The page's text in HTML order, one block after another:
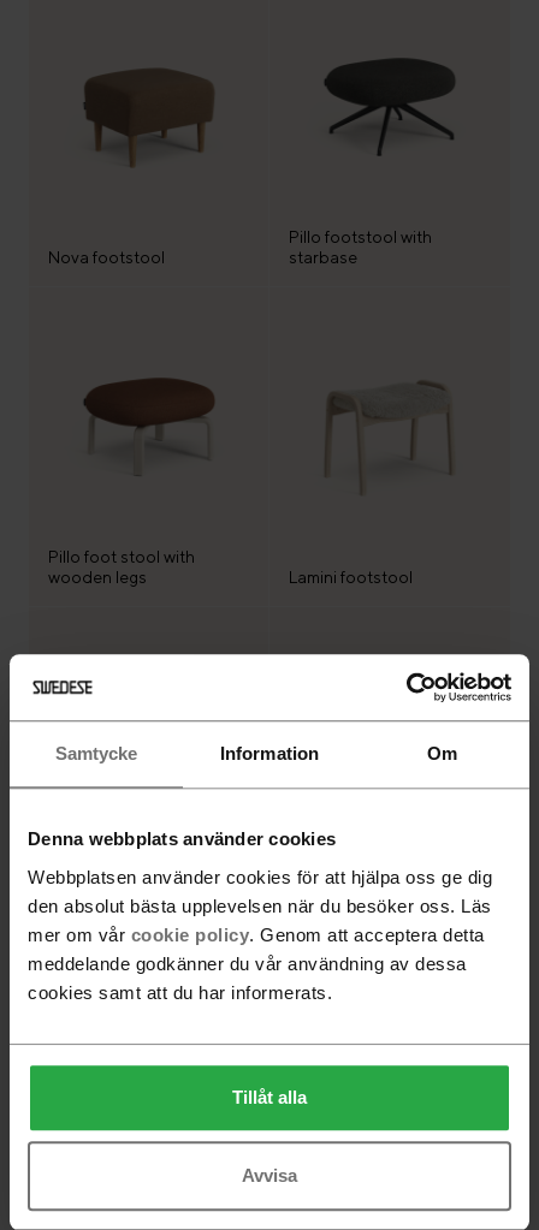
Samtycke Information Om
Denna webbplats använder cookies
Webbplatsen använder cookies för att hjälpa oss ge dig
den absolut bästa upplevelsen när du besöker oss. Läs
mer om vår cookie policy. Genom att acceptera detta
meddelande godkänner du vår användning av dessa
cookies samt att du har informerats.
Tillåt alla
Avvisa
Nova footstool
Pillo footstool with
starbase
Pillo foot stool with
wooden legs
Lamini footstool
Happy footstool Lazy footstool
Stepp footstool